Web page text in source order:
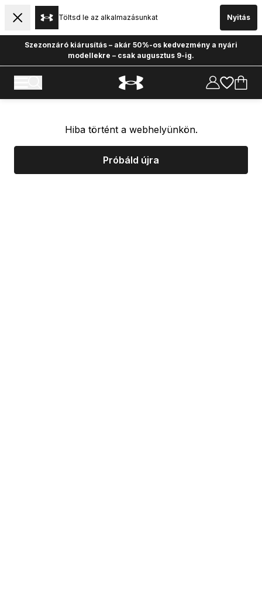
Töltsd le az alkalmazásunkat Nyitás
Szezonzáró kiárusítás – akár 50%-os kedvezmény a nyári
modellekre – csak augusztus 9-ig.
Hiba történt a webhelyünkön.
Próbáld újra